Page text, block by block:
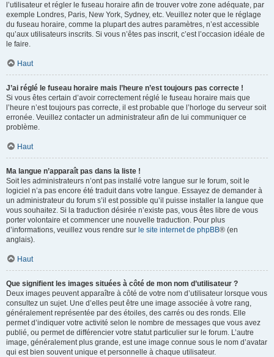
l’utilisateur et régler le fuseau horaire afin de trouver votre zone adéquate, par
exemple Londres, Paris, New York, Sydney, etc. Veuillez noter que le réglage
du fuseau horaire, comme la plupart des autres paramètres, n’est accessible
qu’aux utilisateurs inscrits. Si vous n’êtes pas inscrit, c’est l’occasion idéale de
le faire.
Haut
J’ai réglé le fuseau horaire mais l’heure n’est toujours pas correcte !
Si vous êtes certain d’avoir correctement réglé le fuseau horaire mais que
l’heure n’est toujours pas correcte, il est probable que l’horloge du serveur soit
erronée. Veuillez contacter un administrateur afin de lui communiquer ce
problème.
Haut
Ma langue n’apparaît pas dans la liste !
Soit les administrateurs n’ont pas installé votre langue sur le forum, soit le
logiciel n’a pas encore été traduit dans votre langue. Essayez de demander à
un administrateur du forum s’il est possible qu’il puisse installer la langue que
vous souhaitez. Si la traduction désirée n’existe pas, vous êtes libre de vous
porter volontaire et commencer une nouvelle traduction. Pour plus
d’informations, veuillez vous rendre sur le site internet de phpBB® (en
anglais).
Haut
Que signifient les images situées à côté de mon nom d’utilisateur ?
Deux images peuvent apparaître à côté de votre nom d’utilisateur lorsque vous
consultez un sujet. Une d’elles peut être une image associée à votre rang,
généralement représentée par des étoiles, des carrés ou des ronds. Elle
permet d’indiquer votre activité selon le nombre de messages que vous avez
publié, ou permet de différencier votre statut particulier sur le forum. L’autre
image, généralement plus grande, est une image connue sous le nom d’avatar
qui est bien souvent unique et personnelle à chaque utilisateur.